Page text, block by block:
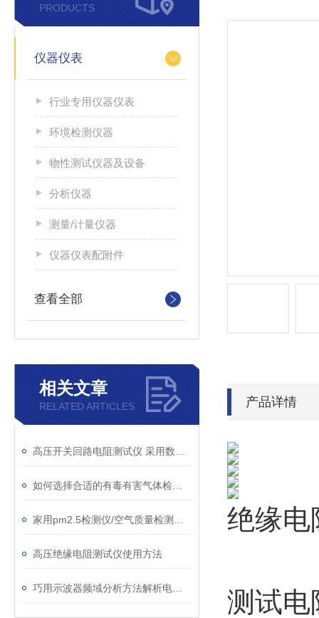
PRODUCTS
仪器仪表
行业专用仪器仪表
环境检测仪器
物性测试仪器及设备
分析仪器
测量/计量仪器
仪器仪表配附件
查看全部
相关文章
RELATED ARTICLES
高压绝缘电阻测试仪使用方法
产品详情
绝缘电
测试